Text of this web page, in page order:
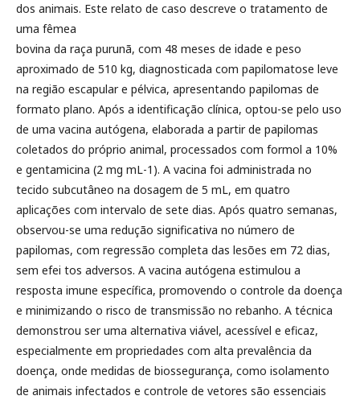
dos animais. Este relato de caso descreve o tratamento de
uma fêmea
bovina da raça purunã, com 48 meses de idade e peso
aproximado de 510 kg, diagnosticada com papilomatose leve
na região escapular e pélvica, apresentando papilomas de
formato plano. Após a identificação clínica, optou-se pelo uso
de uma vacina autógena, elaborada a partir de papilomas
coletados do próprio animal, processados com formol a 10%
e gentamicina (2 mg mL-1). A vacina foi administrada no
tecido subcutâneo na dosagem de 5 mL, em quatro
aplicações com intervalo de sete dias. Após quatro semanas,
observou-se uma redução significativa no número de
papilomas, com regressão completa das lesões em 72 dias,
sem efei tos adversos. A vacina autógena estimulou a
resposta imune específica, promovendo o controle da doença
e minimizando o risco de transmissão no rebanho. A técnica
demonstrou ser uma alternativa viável, acessível e eficaz,
especialmente em propriedades com alta prevalência da
doença, onde medidas de biossegurança, como isolamento
de animais infectados e controle de vetores são essenciais